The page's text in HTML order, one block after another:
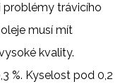
problémy trávicího
musí mít
kvality.
%. Kyselost pod 0,2